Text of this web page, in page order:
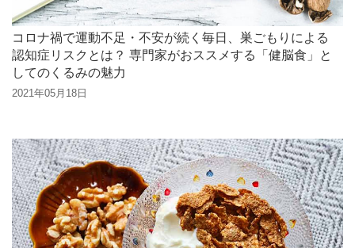
コロナ禍で運動不足・不安が続く毎日、巣ごもりによる
認知症リスクとは？ 専門家がおススメする「健脳食」と
してのくるみの魅力
2021年05月18日